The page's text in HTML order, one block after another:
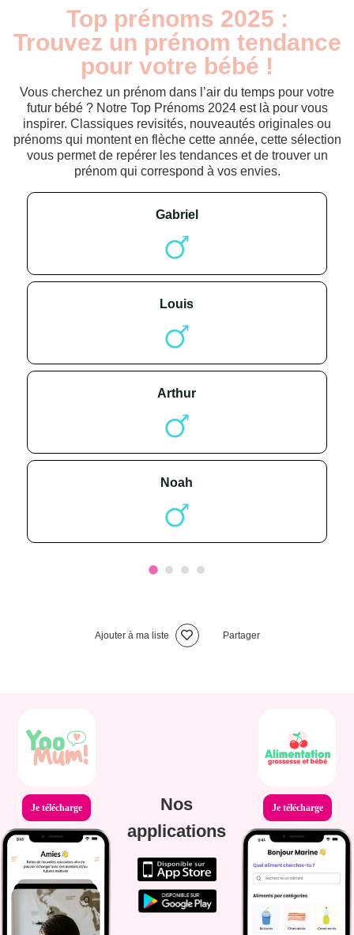
Top prénoms 2025 :
Trouvez un prénom tendance
pour votre bébé !
Vous cherchez un prénom dans l’air du temps pour votre
futur bébé ? Notre Top Prénoms 2024 est là pour vous
inspirer. Classiques revisités, nouveautés originales ou
prénoms qui montent en flèche cette année, cette sélection
vous permet de repérer les tendances et de trouver un
prénom qui correspond à vos envies.
gabriel
louis
arthur
noah
Ajouter à ma liste Partager
Je télécharge
Nos
applications
Je télécharge